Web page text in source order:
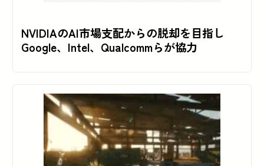
NVIDIAのAI市場支配からの脱却を目指し
Google、Intel、Qualcommらが協力